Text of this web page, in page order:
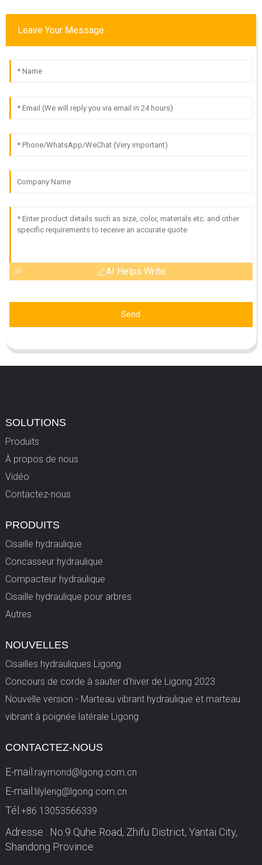
Leave Your Message
AI Helps Write
Send
SOLUTIONS
Produits
À propos de nous
Vidéo
Contactez-nous
PRODUITS
Cisaille hydraulique
Concasseur hydraulique
Compacteur hydraulique
Cisaille hydraulique pour arbres
Autres
NOUVELLES
Cisailles hydrauliques Ligong
Concours de corde à sauter d'hiver de Ligong 2023
Nouvelle version - Marteau vibrant hydraulique et marteau
vibrant à poignée latérale Ligong
CONTACTEZ-NOUS
E-mail:raymond@lgong.com.cn
E-mail:lilyleng@lgong.com.cn
Tél. +86 13053566339
Adresse : No.9 Quhe Road, Zhifu District, Yantai City,
Shandong Province